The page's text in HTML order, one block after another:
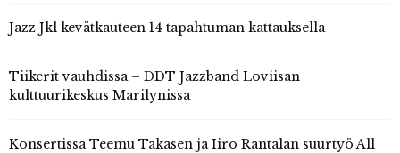
Jazz Jkl kevätkauteen 14 tapahtuman kattauksella
Tiikerit vauhdissa – DDT Jazzband Loviisan
kulttuurikeskus Marilynissa
Konsertissa Teemu Takasen ja Iiro Rantalan suurtyö All